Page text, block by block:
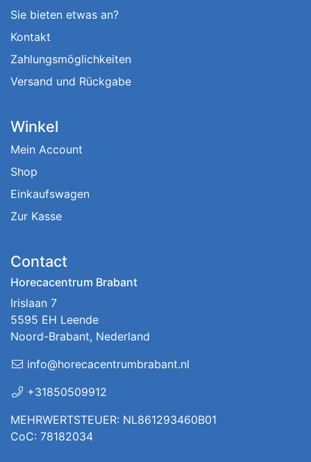
Sie bieten etwas an?
Kontakt
Zahlungsmöglichkeiten
Versand und Rückgabe
Winkel
Mein Account
Shop
Einkaufswagen
Zur Kasse
Contact
Horecacentrum Brabant
Irislaan 7
5595 EH Leende
Noord-Brabant, Nederland
info@horecacentrumbrabant.nl
+31850509912
MEHRWERTSTEUER: NL861293460B01
CoC: 78182034